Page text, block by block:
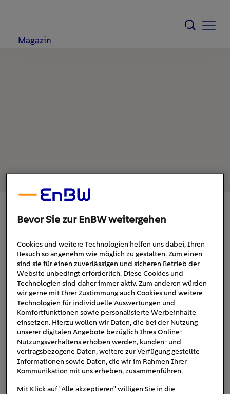
Magazin
7. April 2021 1 min
Einrichtungsplan_erstellen_Pla
Bevor Sie zur EnBW weitergehen
Cookies und weitere Technologien helfen uns dabei, Ihren
Besuch so angenehm wie möglich zu gestalten. Zum einen
sind sie für einen zuverlässigen und sicheren Betrieb der
Website unbedingt erforderlich. Diese Cookies und
Technologien sind daher immer aktiv. Zum anderen würden
wir gerne mit Ihrer Zustimmung auch Cookies und weitere
Technologien für individuelle Auswertungen und
Komfortfunktionen sowie personalisierte Werbeinhalte
einsetzen. Hierzu wollen wir Daten, die bei der Nutzung
unserer digitalen Angebote bezüglich Ihres Online-
Nutzungsverhaltens erhoben werden, kunden- und
vertragsbezogene Daten, weitere zur Verfügung gestellte
Informationen sowie Daten, die wir im Rahmen Ihrer
Kommunikation mit uns erheben, zusammenführen.
Mit Klick auf "Alle akzeptieren" willigen Sie in die